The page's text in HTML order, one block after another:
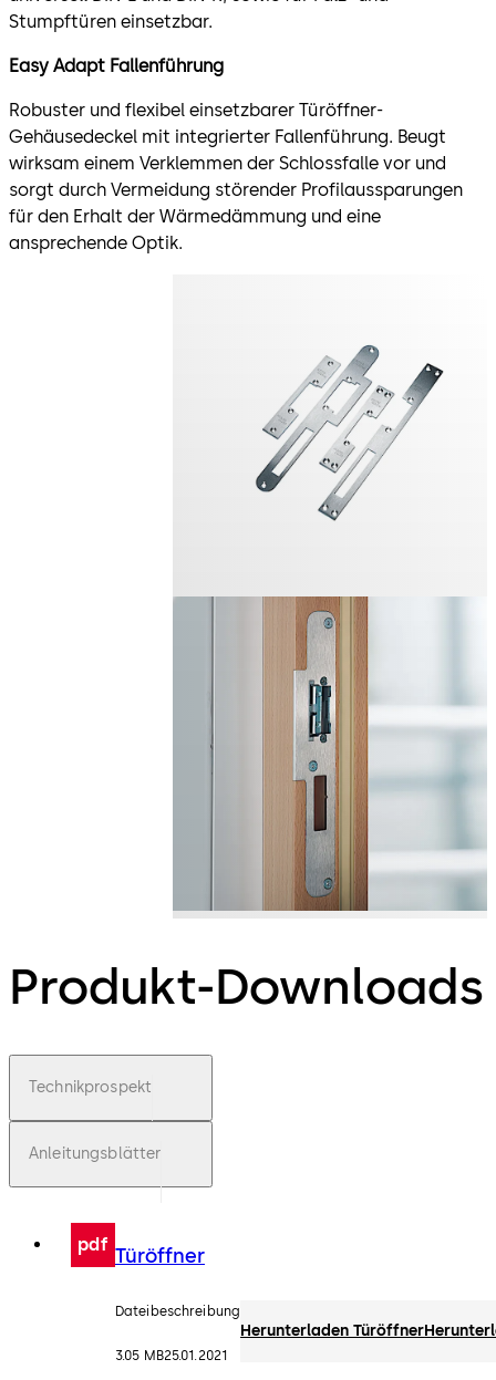
Stumpftüren einsetzbar.
Easy Adapt Fallenführung
Robuster und flexibel einsetzbarer Türöffner-
Gehäusedeckel mit integrierter Fallenführung. Beugt
wirksam einem Verklemmen der Schlossfalle vor und
sorgt durch Vermeidung störender Profilaussparungen
für den Erhalt der Wärmedämmung und eine
ansprechende Optik.
Produkt-Downloads
Technikprospekt
Anleitungsblätter
pdf Türöffner
Dateibeschreibung
3.05 MB25.01.2021
Herunterladen Türöffner